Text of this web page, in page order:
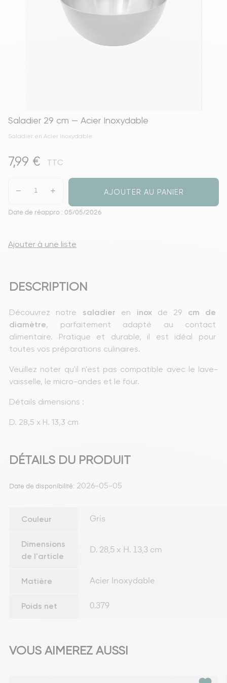
Saladier 29 cm — Acier Inoxydable
Saladier en Acier Inoxydable
7,99 € TTC
AJOUTER AU PANIER
Date de réappro : 05/05/2026
Ajouter à une liste
DESCRIPTION
Découvrez notre saladier en inox de 29 cm de
diamètre, parfaitement adapté au contact
alimentaire. Pratique et durable, il est idéal pour
toutes vos préparations culinaires.
Veuillez noter qu'il n'est pas compatible avec le lave-
vaisselle, le micro-ondes et le four.
Détails dimensions :
D. 28,5 x H. 13,3 cm
DÉTAILS DU PRODUIT
Date de disponibilité: 2026-05-05
Couleur Gris
Dimensions
de l'article
D. 28,5 x H. 13,3 cm
Matière Acier Inoxydable
Poids net 0.379
VOUS AIMEREZ AUSSI